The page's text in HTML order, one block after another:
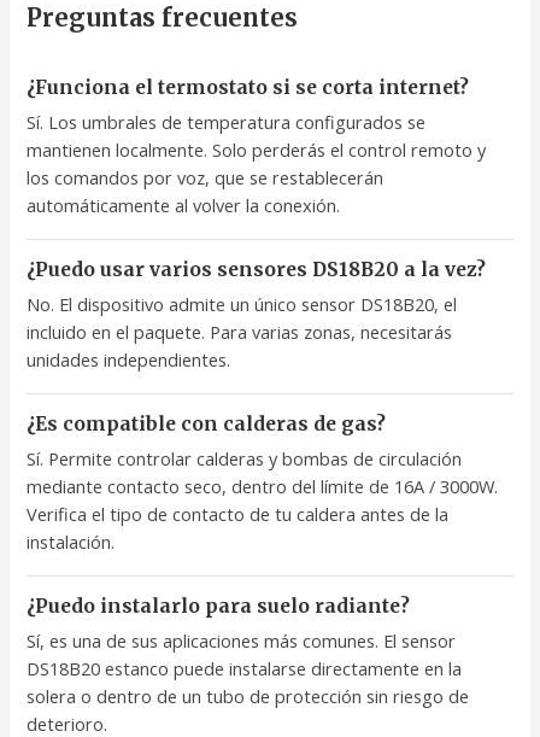
Preguntas frecuentes
¿Funciona el termostato si se corta internet?
Sí. Los umbrales de temperatura configurados se
mantienen localmente. Solo perderás el control remoto y
los comandos por voz, que se restablecerán
automáticamente al volver la conexión.
¿Puedo usar varios sensores DS18B20 a la vez?
No. El dispositivo admite un único sensor DS18B20, el
incluido en el paquete. Para varias zonas, necesitarás
unidades independientes.
¿Es compatible con calderas de gas?
Sí. Permite controlar calderas y bombas de circulación
mediante contacto seco, dentro del límite de 16A / 3000W.
Verifica el tipo de contacto de tu caldera antes de la
instalación.
¿Puedo instalarlo para suelo radiante?
Sí, es una de sus aplicaciones más comunes. El sensor
DS18B20 estanco puede instalarse directamente en la
solera o dentro de un tubo de protección sin riesgo de
deterioro.